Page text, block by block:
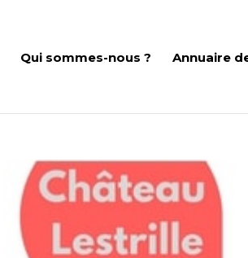
Qui sommes-nous ? Annuaire